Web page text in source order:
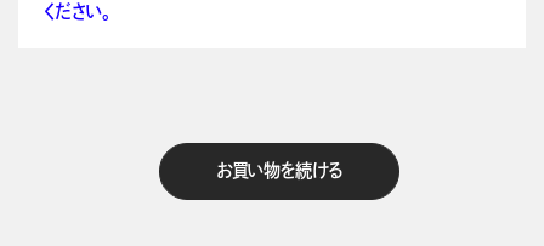
ください。
お買い物を続ける